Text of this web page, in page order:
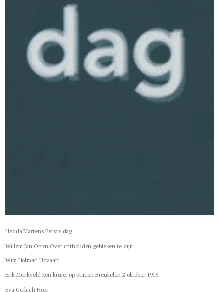
Hedda Martens Eerste dag
Willem Jan Otten Over onthouden gebleken te zijn
Wim Hofman Uitvaart
Erik Menkveld Een kruier op station Breukelen 2 oktober 1916
Eva Gerlach Hoor